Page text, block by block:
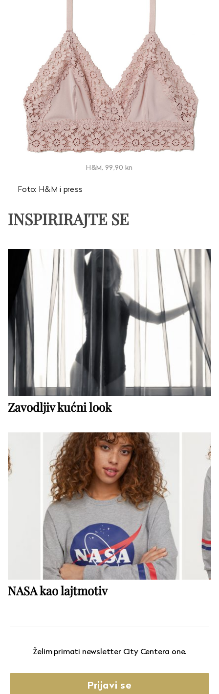
H&M, 99,90 kn
Foto: H&M i press
INSPIRIRAJTE SE
Zavodljiv kućni look
NASA kao lajtmotiv
Želim primati newsletter City Centera one.
Prijavi se